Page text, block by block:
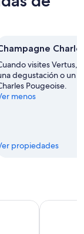
visites Vertus,
degustación o un
Pougeoise.
menos
propiedades
OP1